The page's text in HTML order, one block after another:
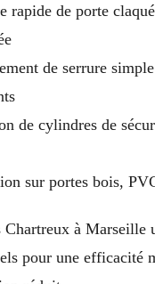
rapide de porte
de serrure
de cylindres de
sur portes bois,
Chartreux à Marseille
pour une efficacité